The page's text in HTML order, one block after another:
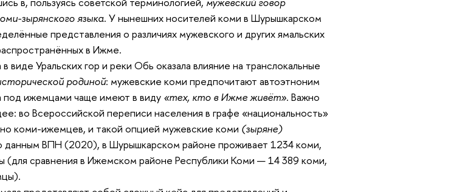
зырянского языка. У нынешних носителей коми в Шурышкарском
представления о различиях мужевского и других ямальских
в Ижме.
в виде Уральских гор и реки Обь оказала влияние на транслокальные
родиной: мужевские коми предпочитают автоэтноним
под ижемцами чаще имеют в виду «тех, кто в Ижме живёт». Важно
во Всероссийской переписи населения в графе «национальность»
коми-ижемцев, и такой опцией мужевские коми (зыряне)
данным ВПН (2020), в Шурышкарском районе проживает 1234 коми,
сравнения в Ижемском районе Республики Коми — 14 389 коми,